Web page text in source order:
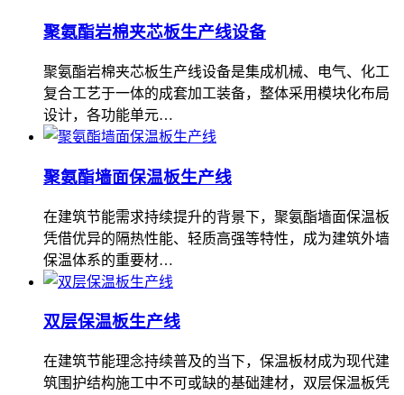
聚氨酯岩棉夹芯板生产线设备
聚氨酯岩棉夹芯板生产线设备是集成机械、电气、化工
复合工艺于一体的成套加工装备，整体采用模块化布局
设计，各功能单元…
聚氨酯墙面保温板生产线
在建筑节能需求持续提升的背景下，聚氨酯墙面保温板
凭借优异的隔热性能、轻质高强等特性，成为建筑外墙
保温体系的重要材…
双层保温板生产线
在建筑节能理念持续普及的当下，保温板材成为现代建
筑围护结构施工中不可或缺的基础建材，双层保温板凭